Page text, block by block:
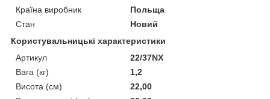
Країна виробник
Польща
Стан
Новий
Користувальницькі характеристики
Артикул
22/37NX
Вага (кг)
1,2
Висота (см)
22,00